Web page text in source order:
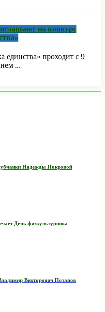
на конкурс
единства» проходит с 9
...
Надежды Покровой
День физкультурника
Викторович Потапов